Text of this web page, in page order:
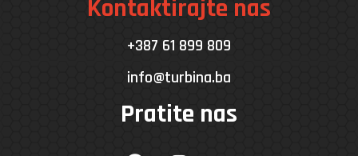
Kontaktirajte nas
+387 61 899 809
info@turbina.ba
Pratite nas